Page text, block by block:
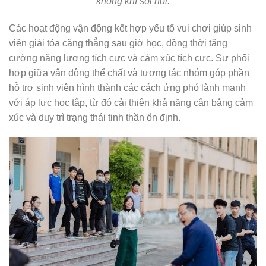
Các hoạt động vận động kết hợp yếu tố vui chơi giúp sinh
viên giải tỏa căng thẳng sau giờ học, đồng thời tăng
cường năng lượng tích cực và cảm xúc tích cực. Sự phối
hợp giữa vận động thể chất và tương tác nhóm góp phần
hỗ trợ sinh viên hình thành các cách ứng phó lành mạnh
với áp lực học tập, từ đó cải thiện khả năng cân bằng cảm
xúc và duy trì trạng thái tinh thần ổn định.